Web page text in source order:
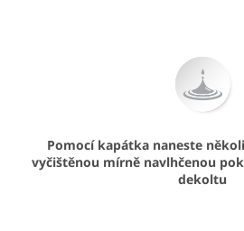
Pomocí kapátka naneste
vyčištěnou mírně navlhčenou
dekoltu